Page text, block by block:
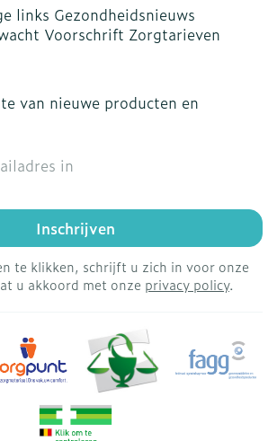
links Gezondheidsnieuws
Voorschrift Zorgtarieven
van nieuwe producten en
Inschrijven
te klikken, schrijft u zich in voor onze
u akkoord met onze privacy policy.